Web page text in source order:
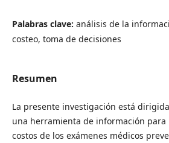
Palabras clave: análisis de la
costeo, toma de decisiones
Resumen
La presente investigación está
una herramienta de información para
costos de los exámenes médicos